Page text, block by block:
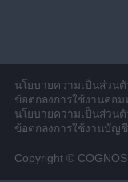
นโยบายความเป็นส่วน
ข้อตกลงการใช้งานคอ
นโยบายความเป็นส่วน
ข้อตกลงการใช้งานบัญชี
Copyright ©